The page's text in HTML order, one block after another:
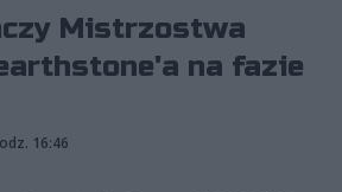
Mistrzostwa
na fazie
16:46